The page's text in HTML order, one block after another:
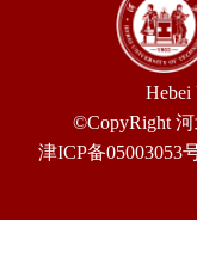
Hebei
©CopyRight 河
津ICP备05003053